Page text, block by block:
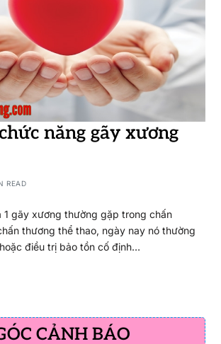
năng gãy xương
READ
1 gãy xương thường gặp trong chấn
thương thể thao, ngày nay nó thường
điều trị bảo tồn cố định…
CẢNH BÁO